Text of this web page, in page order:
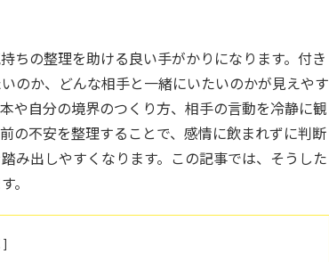
ちの整理を助ける良い手がかりになります。付き
のか、どんな相手と一緒にいたいのかが見えやす
や自分の境界のつくり方、相手の言動を冷静に観
の不安を整理することで、感情に飲まれずに判断
み出しやすくなります。この記事では、そうした
。